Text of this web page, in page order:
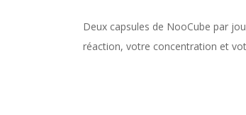
Deux capsules de NooCube par
réaction, votre concentration et